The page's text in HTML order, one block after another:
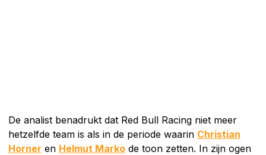
De analist benadrukt dat Red Bull Racing niet meer
hetzelfde team is als in de periode waarin Christian
Horner en Helmut Marko de toon zetten. In zijn ogen